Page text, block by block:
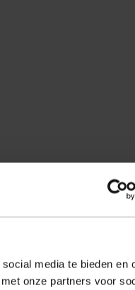
media te bieden en
onze partners voor
in combinatie met een